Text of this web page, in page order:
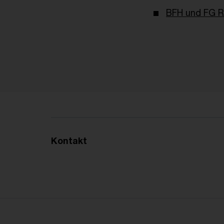
BFH und FG
Kontakt